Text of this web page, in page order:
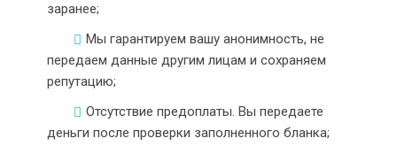
заранее;
Мы гарантируем вашу анонимность, не
передаем данные другим лицам и сохраняем
репутацию;
Отсутствие предоплаты. Вы передаете
деньги после проверки заполненного бланка;